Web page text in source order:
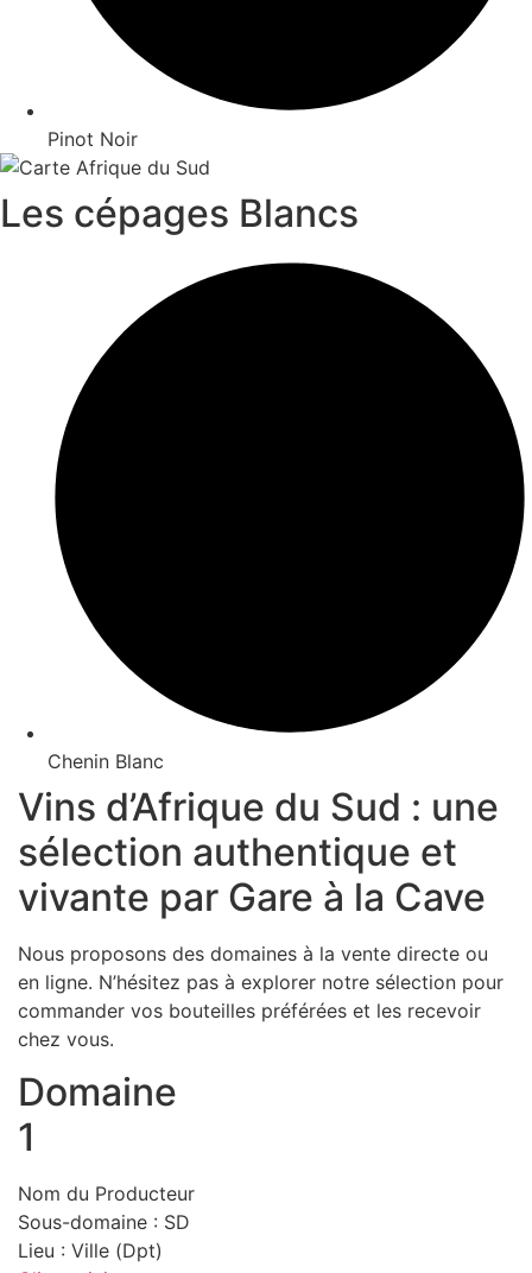
Pinot Noir
Les cépages Blancs
Chenin Blanc
Vins d’Afrique du Sud : une
sélection authentique et
vivante par Gare à la Cave
Nous proposons des domaines à la vente directe ou
en ligne. N’hésitez pas à explorer notre sélection pour
commander vos bouteilles préférées et les recevoir
chez vous.
Domaine
1
Nom du Producteur
Sous-domaine : SD
Lieu : Ville (Dpt)